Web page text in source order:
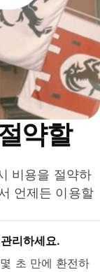
약할
비용을 절약하
언제든 이용할
리하세요.
초 만에 환전하